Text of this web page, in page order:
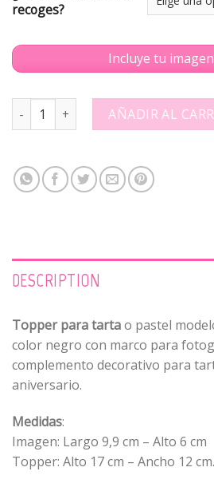
recoges?
Incluye tu
Topper tarta Mr/Mrs Foto - 360522
AÑADIR AL
DESCRIPTION
Topper para tartao pastel
color negro con marco para
complemento decorativo para
aniversario.
Medidas:
Imagen: Largo 9,9 cm – Alto 6 cm
Topper: Alto 17 cm – Ancho 12 cm.